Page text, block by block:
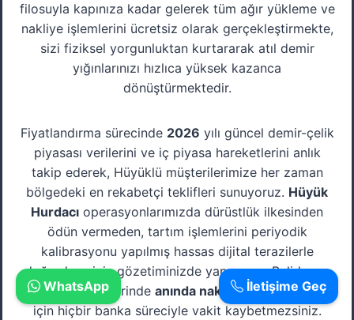
filosuyla kapınıza kadar gelerek tüm ağır yükleme ve
nakliye işlemlerini ücretsiz olarak gerçekleştirmekte,
sizi fiziksel yorgunluktan kurtararak atıl demir
yığınlarınızı hızlıca yüksek kazanca
dönüştürmektedir.
Fiyatlandırma sürecinde 2026 yılı güncel demir-çelik
piyasası verilerini ve iç piyasa hareketlerini anlık
takip ederek, Hüyüklü müşterilerimize her zaman
bölgedeki en rekabetçi teklifleri sunuyoruz. Hüyük
Hurdacı operasyonlarımızda dürüstlük ilkesinden
ödün vermeden, tartım işlemlerini periyodik
kalibrasyonu yapılmış hassas dijital terazilerle
doğrudan sizin gözetiminizde yapıyoruz. Belirlenen
toplam tutar yerinde anında nakit
olarak ödendiği
için hiçbir banka süreciyle vakit kaybetmezsiniz.
İletişime Geç
WhatsApp